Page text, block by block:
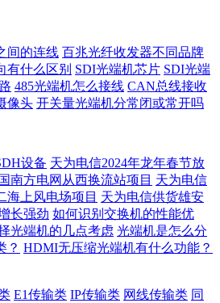
间的连线 百兆光纤收发器不同品牌
有什么区别 SDI光端机芯片 SDI光端
485光端机怎么接线 CAN总线接收
像头 开关量光端机分常闭或常开吗
设备 天为电信2024年龙年春节放
南方电网从西换流站项目 天为电信
海上风电场项目 天为电信供货雄安
长强劲 如何识别交换机的性能优
光端机的几点考虑 光端机是怎么分
？ HDMI无压缩光端机有什么功能？
E1传输类 IP传输类 网线传输类 同